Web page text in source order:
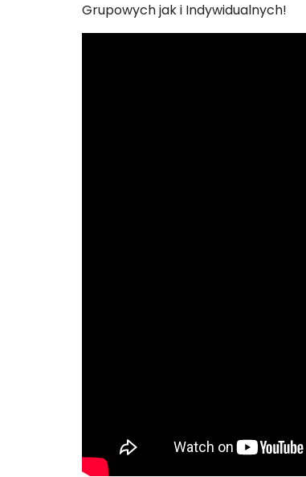
Grupowych jak i Indywidualnych!